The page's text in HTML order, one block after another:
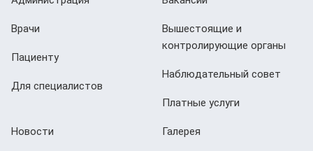
Врачи
Пациенту
Для специалистов
Вышестоящие и
контролирующие органы
Наблюдательный совет
Платные услуги
Новости Галерея